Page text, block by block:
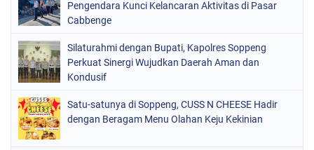
SULSEL
Pengendara Kunci Kelancaran Aktivitas di Pasar
Cabbenge
Silaturahmi dengan Bupati, Kapolres Soppeng
Perkuat Sinergi Wujudkan Daerah Aman dan
Kondusif
Satu-satunya di Soppeng, CUSS N CHEESE Hadir
dengan Beragam Menu Olahan Keju Kekinian